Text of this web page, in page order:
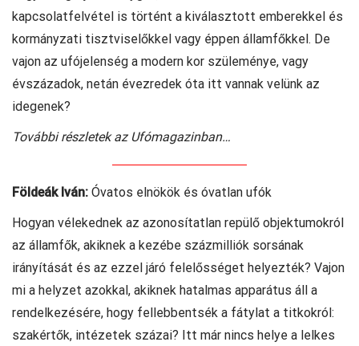
kapcsolatfelvétel is történt a kiválasztott emberekkel és
kormányzati tisztviselőkkel vagy éppen államfőkkel. De
vajon az ufójelenség a modern kor szüleménye, vagy
évszázadok, netán évezredek óta itt vannak velünk az
idegenek?
További részletek az Ufómagazinban…
Földeák Iván: Óvatos elnökök és óvatlan ufók
Hogyan vélekednek az azonosítatlan repülő objektumokról
az államfők, akiknek a kezébe százmilliók sorsának
irányítását és az ezzel járó felelősséget helyezték? Vajon
mi a helyzet azokkal, akiknek hatalmas apparátus áll a
rendelkezésére, hogy fellebbentsék a fátylat a titkokról:
szakértők, intézetek százai? Itt már nincs helye a lelkes